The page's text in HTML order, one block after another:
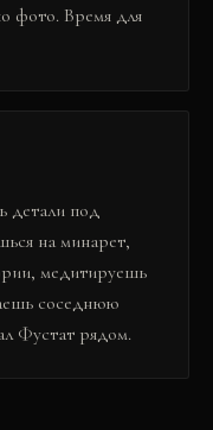
фото. Время для
детали под
на минарет,
медитируешь
соседнюю
Фустат рядом.